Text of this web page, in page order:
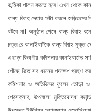
ভ‚মিকা পালন করতে হবে। এখন থেকে
বাল্য বিবাহ দেয়ার চেষ্টা করলে
ঘটবে না। অনুষ্ঠান শেষে বাল্য বিবাহ
চত্ত¡রে কানাইঘাটকে বাল্য বিবাহ
এছাড়া বিভাগীয় কমিশনার
পৌঁছে দিতে সব ধরনের পদক্ষেপ গ্রহণ
কমিশনার ও অতিথিদের ফুলের তোড়া
প্রেসক্লাব, উপজেলা মুক্তিযোদ্ধা